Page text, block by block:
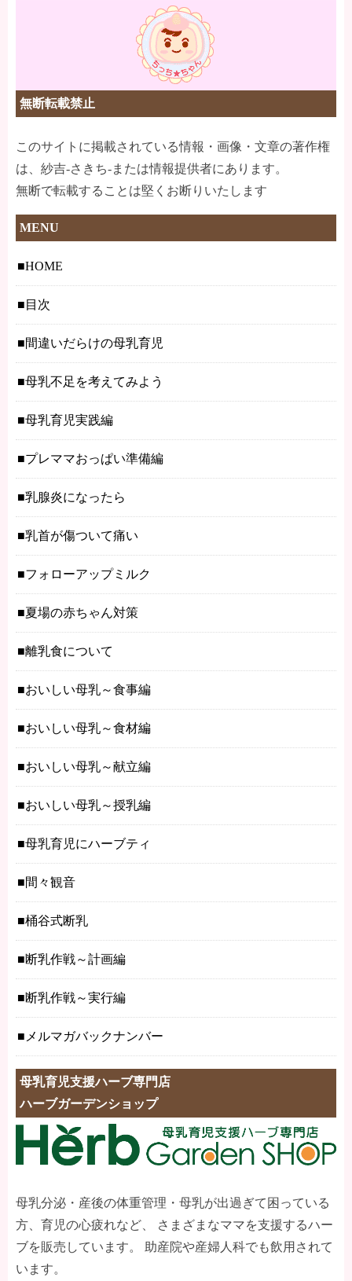
無断転載禁止
このサイトに掲載されている情報・画像・文章の著作権
は、紗吉-さきち-または情報提供者にあります。
無断で転載することは堅くお断りいたします
MENU
HOME
目次
間違いだらけの母乳育児
母乳不足を考えてみよう
母乳育児実践編
プレママおっぱい準備編
乳腺炎になったら
乳首が傷ついて痛い
フォローアップミルク
夏場の赤ちゃん対策
離乳食について
おいしい母乳～食事編
おいしい母乳～食材編
おいしい母乳～献立編
おいしい母乳～授乳編
母乳育児にハーブティ
間々観音
桶谷式断乳
断乳作戦～計画編
断乳作戦～実行編
メルマガバックナンバー
母乳育児支援ハーブ専門店
ハーブガーデンショップ
母乳分泌・産後の体重管理・母乳が出過ぎて困っている
方、育児の心疲れなど、 さまざまなママを支援するハー
ブを販売しています。 助産院や産婦人科でも飲用されて
います。